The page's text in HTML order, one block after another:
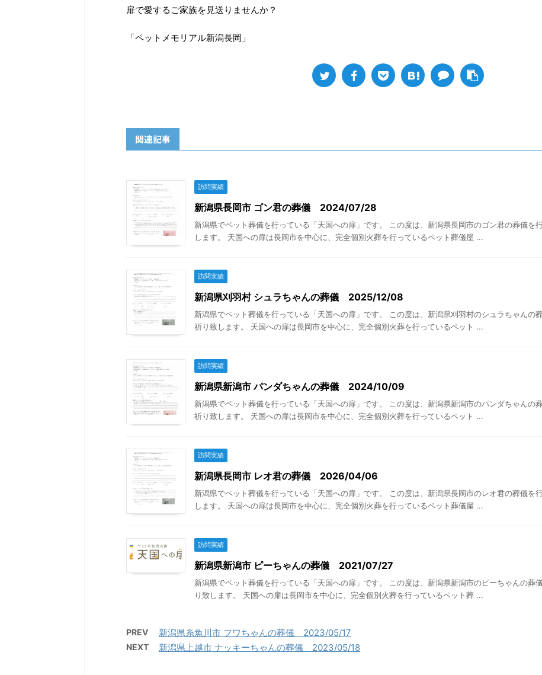
扉で愛するご家族を見送りませんか？
「ペットメモリアル新潟長岡」
関連記事
訪問実績
新潟県長岡市 ゴン君の葬儀 2024/07/28
新潟県でペット葬儀を行っている「天国への扉」です。 この度は、新潟県長岡市のゴン君の葬儀を
します。 天国への扉は長岡市を中心に、完全個別火葬を行っているペット葬儀屋 ...
訪問実績
新潟県刈羽村 シュラちゃんの葬儀 2025/12/08
新潟県でペット葬儀を行っている「天国への扉」です。 この度は、新潟県刈羽村のシュラちゃんの
祈り致します。 天国への扉は長岡市を中心に、完全個別火葬を行っているペット ...
訪問実績
新潟県新潟市 パンダちゃんの葬儀 2024/10/09
新潟県でペット葬儀を行っている「天国への扉」です。 この度は、新潟県新潟市のパンダちゃんの
祈り致します。 天国への扉は長岡市を中心に、完全個別火葬を行っているペット ...
訪問実績
新潟県長岡市 レオ君の葬儀 2026/04/06
新潟県でペット葬儀を行っている「天国への扉」です。 この度は、新潟県長岡市のレオ君の葬儀を
します。 天国への扉は長岡市を中心に、完全個別火葬を行っているペット葬儀屋 ...
訪問実績
新潟県新潟市 ピーちゃんの葬儀 2021/07/27
新潟県でペット葬儀を行っている「天国への扉」です。 この度は、新潟県新潟市のピーちゃんの葬
り致します。 天国への扉は長岡市を中心に、完全個別火葬を行っているペット葬 ...
PREV 新潟県糸魚川市 フワちゃんの葬儀 2023/05/17
NEXT 新潟県上越市 ナッキーちゃんの葬儀 2023/05/18